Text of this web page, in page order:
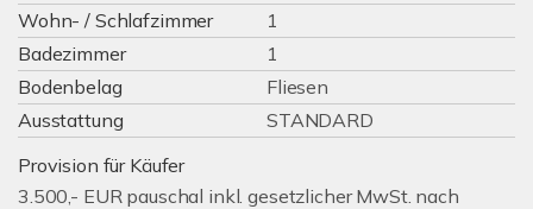
Wohn- / Schlafzimmer
1
Badezimmer
1
Bodenbelag
Fliesen
Ausstattung
STANDARD
Provision für Käufer
3.500,- EUR pauschal inkl. gesetzlicher MwSt. nach